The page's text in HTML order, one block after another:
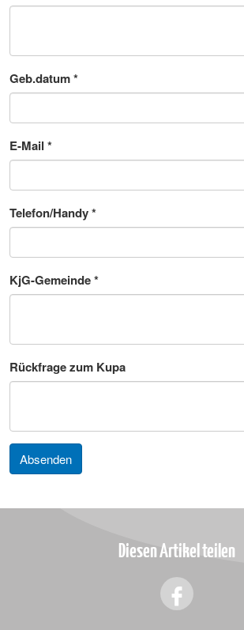
Geb.datum*
E-Mail *
Telefon/Handy*
KjG-Gemeinde*
Rückfrage zum Kupa
Absenden
Diesen Artikel teilen